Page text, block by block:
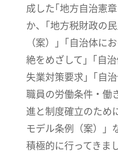
成した｢地方自治憲
か、｢地方税財政の
（案）」｢自治体に
絶をめざして」｢自
失業対策要求」｢自
職員の労働条件・働
進と制度確立のため
モデル条例（案）」
積極的に行ってきま